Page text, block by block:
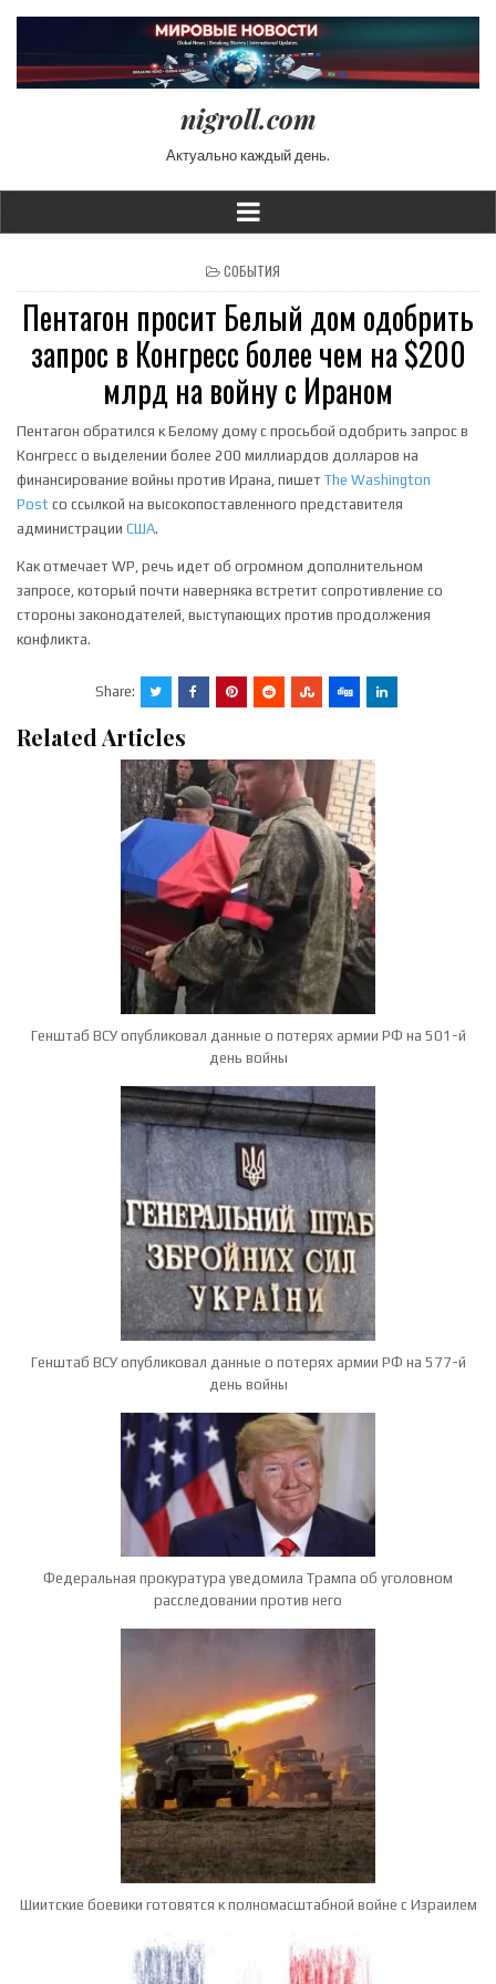
nigroll.com
Актуально каждый день.
POSTED IN
СОБЫТИЯ
Пентагон просит Белый дом одобрить
запрос в Конгресс более чем на $200
млрд на войну с Ираном
Пентагон обратился к Белому дому с просьбой одобрить запрос в
Конгресс о выделении более 200 миллиардов долларов на
финансирование войны против Ирана, пишет The Washington
Post со ссылкой на высокопоставленного представителя
администрации США.
Как отмечает WP, речь идет об огромном дополнительном
запросе, который почти наверняка встретит сопротивление со
стороны законодателей, выступающих против продолжения
конфликта.
Share:
Related Articles
Генштаб ВСУ опубликовал данные о потерях армии РФ на 501-й
день войны
Генштаб ВСУ опубликовал данные о потерях армии РФ на 577-й
день войны
Федеральная прокуратура уведомила Трампа об уголовном
расследовании против него
Шиитские боевики готовятся к полномасштабной войне с Израилем